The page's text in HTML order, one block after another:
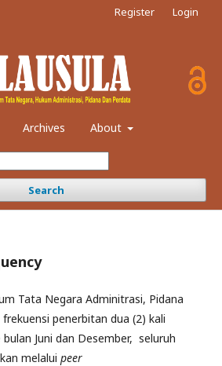
Archives About
Search
Register Login
Tata Negara Adminitrasi, Pidana
penerbitan dua (2) kali
Juni dan Desember, seluruh
melalui peer